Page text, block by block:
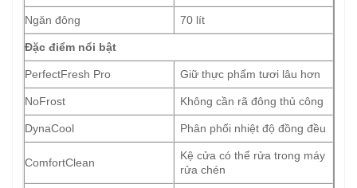
Ngăn đông 70 lít
Đặc điểm nổi bật
PerfectFresh Pro Giữ thực phẩm tươi lâu hơn
NoFrost Không cần rã đông thủ công
DynaCool Phân phối nhiệt độ đồng đều
ComfortClean
Kệ cửa có thể rửa trong máy
rửa chén